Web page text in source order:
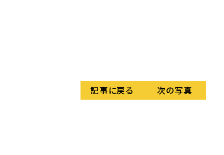
記事に戻る 次の写真